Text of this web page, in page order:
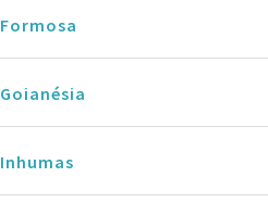
Formosa
Goianésia
Inhumas